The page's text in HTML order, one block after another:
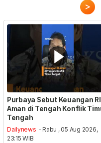
>
Purbaya Sebut Keuangan RI
Aman di Tengah Konflik
Tengah
Dailynews - Rabu , 05 Aug 2026,
23:15 WIB